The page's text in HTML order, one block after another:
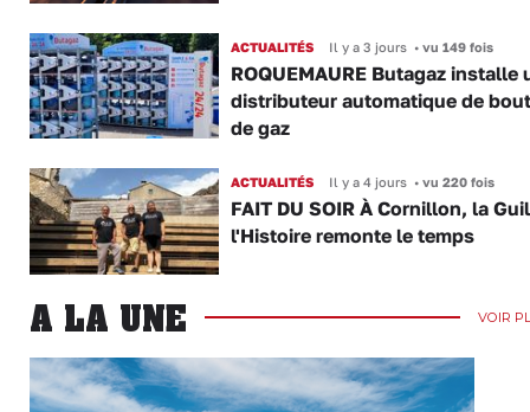
ACTUALITÉS Il y a 3 jours •vu 149 fois
ROQUEMAURE Butagaz installe
distributeur automatique de
de gaz
ACTUALITÉS Il y a 4 jours •vu 220 fois
FAIT DU SOIR À Cornillon, la
l'Histoire remonte le temps
A LA UNE VOIR